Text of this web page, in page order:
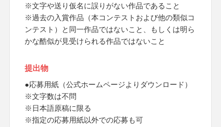
※文字や送り仮名に誤りがない作品であること
※過去の入賞作品（本コンテストおよび他の類似コ
ンテスト）と同一作品ではないこと、もしくは明ら
かな酷似が見受けられる作品ではないこと
提出物
●応募用紙（公式ホームページよりダウンロード）
※文字数は不問
※日本語原稿に限る
※指定の応募用紙以外での応募も可